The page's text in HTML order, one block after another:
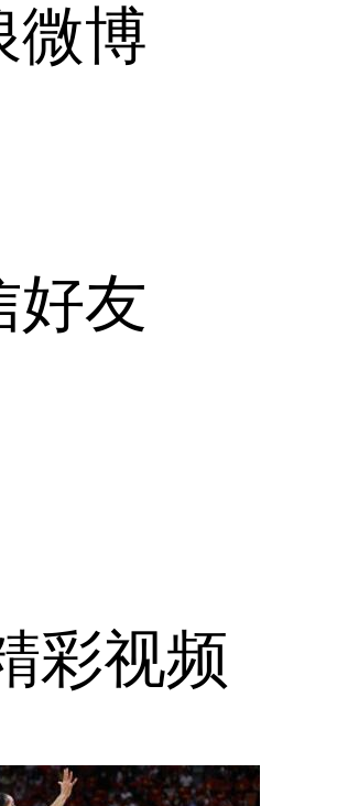
微博
好友
彩视频